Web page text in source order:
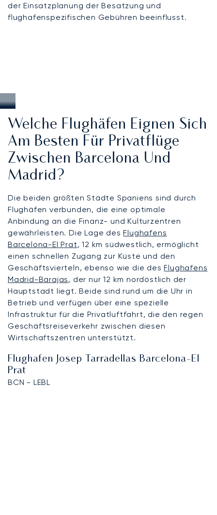
der Einsatzplanung der Besatzung und
flughafenspezifischen Gebühren beeinflusst.
Welche Flughäfen Eignen Sich
Am Besten Für Privatflüge
Zwischen Barcelona Und
Madrid?
Die beiden größten Städte Spaniens sind durch
Flughäfen verbunden, die eine optimale
Anbindung an die Finanz- und Kulturzentren
gewährleisten. Die Lage desFlughafens
Barcelona-El Prat, 12 km südwestlich, ermöglicht
einen schnellen Zugang zur Küste und den
Geschäftsvierteln, ebenso wie die desFlughafens
Madrid-Barajas, der nur 12 km nordöstlich der
Hauptstadt liegt. Beide sind rund um die Uhr in
Betrieb und verfügen über eine spezielle
Infrastruktur für die Privatluftfahrt, die den regen
Geschäftsreiseverkehr zwischen diesen
Wirtschaftszentren unterstützt.
Flughafen Josep Tarradellas Barcelona-El
Prat
BCN - LEBL